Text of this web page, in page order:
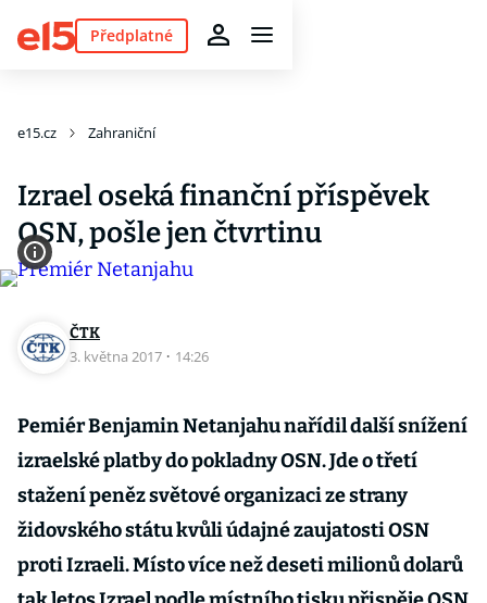
Předplatné
e15.cz Zahraniční
Izrael oseká finanční příspěvek
OSN, pošle jen čtvrtinu
ČTK
3. května 2017 · 14:26
Pemiér Benjamin Netanjahu nařídil další snížení
izraelské platby do pokladny OSN. Jde o třetí
stažení peněz světové organizaci ze strany
židovského státu kvůli údajné zaujatosti OSN
proti Izraeli. Místo více než deseti milionů dolarů